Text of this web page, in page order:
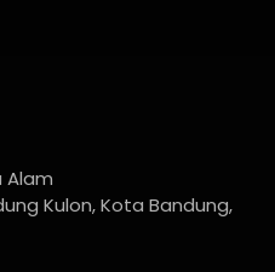
Alam
Kulon, Kota Bandung,